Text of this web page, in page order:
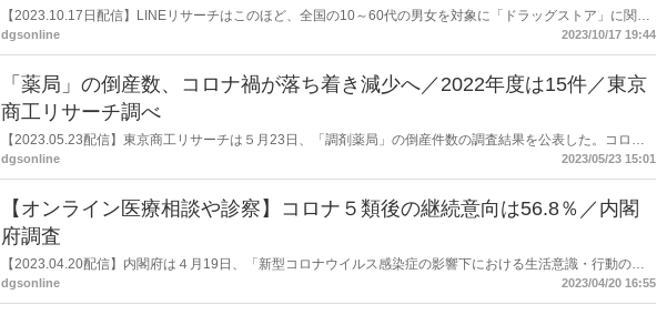
LINEリサーチ
【2023.10.17日配信】LINEリサーチはこのほど、全国の10～60代の男女を対象に「ドラッグストア」に関す
る調査を実施した。一番好きなチェーン店のドラッグストア1位は「ウエルシア」、2位「マツモトキヨシ」、
dgsonline 2023/10/17 19:44
「薬局」の倒産数、コロナ禍が落ち着き減少へ／2022年度は15件／東京
商工リサーチ調べ
【2023.05.23配信】東京商工リサーチは５月23日、「調剤薬局」の倒産件数の調査結果を公表した。コロナ
禍で過去最多となる23件を記録した2021年度からは減少し2022年度は15件だった。同社は「今後はオンライ
dgsonline 2023/05/23 15:01
【オンライン医療相談や診察】コロナ５類後の継続意向は56.8％／内閣
府調査
【2023.04.20配信】内閣府は４月19日、「新型コロナウイルス感染症の影響下における生活意識・行動の変
化に関する調査」を公表した。これまでにも公表しているもので前回は2022年7月22日の公表。今回は「オン
dgsonline 2023/04/20 16:55